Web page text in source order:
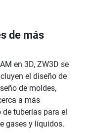
de más
en 3D, ZW3D se
el diseño de
de moldes,
a más
tuberías para el
gases y líquidos.